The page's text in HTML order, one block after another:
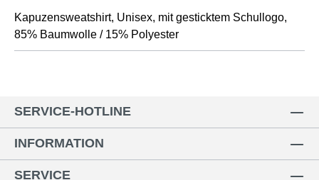
Kapuzensweatshirt, Unisex, mit gesticktem Schullogo,
85% Baumwolle / 15% Polyester
SERVICE-HOTLINE
INFORMATION
SERVICE